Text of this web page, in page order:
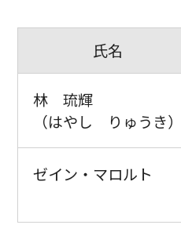
氏名
林 琉輝
（はやし りゅうき）
ゼイン・マロルト